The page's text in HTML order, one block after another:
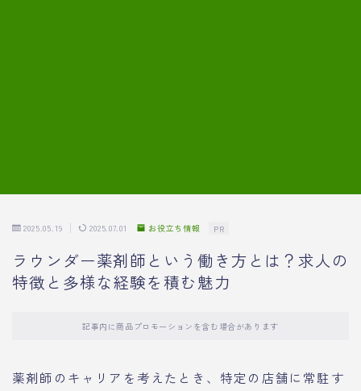
2025.05.19 2025.07.01 お役立ち情報 PR
ラウンダー薬剤師という働き方とは？求人の
特徴と多様な経験を積む魅力
記事内に商品プロモーションを含む場合があります
薬剤師のキャリアを考えたとき、特定の店舗に常駐す